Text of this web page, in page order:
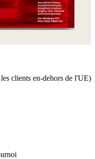
clients en-dehors de l'UE)